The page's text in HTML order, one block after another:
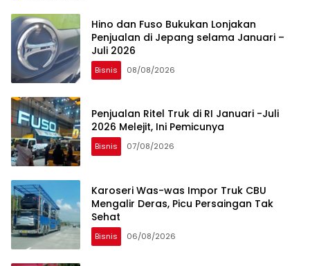
Hino dan Fuso Bukukan Lonjakan
Penjualan di Jepang selama Januari –
Juli 2026
Bisnis 08/08/2026
Penjualan Ritel Truk di RI Januari -Juli
2026 Melejit, Ini Pemicunya
Bisnis 07/08/2026
Karoseri Was-was Impor Truk CBU
Mengalir Deras, Picu Persaingan Tak
Sehat
Bisnis 06/08/2026